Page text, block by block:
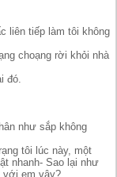
liên tiếp làm tôi không
choạng rời khỏi nhà
đó.
như sắp không
tôi lúc này, một
nhanh- Sao lại như
với em vậy?